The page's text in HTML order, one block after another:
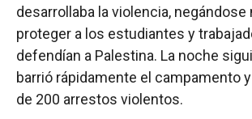
desarrollaba la violencia, negándose
proteger a los estudiantes y
defendían a Palestina. La noche
barrió rápidamente el campamento
de 200 arrestos violentos.